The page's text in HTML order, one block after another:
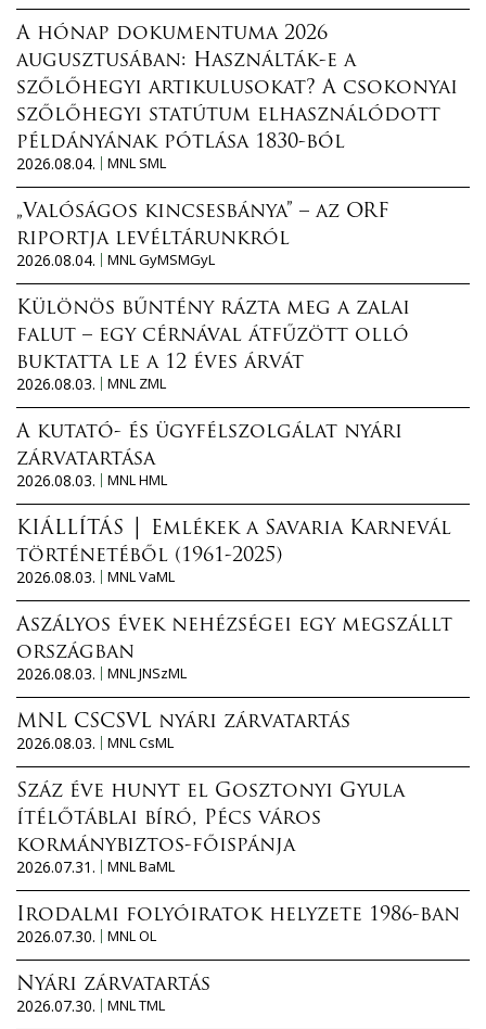
A hónap dokumentuma 2026
augusztusában: Használták-e a
szőlőhegyi artikulusokat? A csokonyai
szőlőhegyi statútum elhasználódott
példányának pótlása 1830-ból
2026.08.04.
MNL SML
„Valóságos kincsesbánya” – az ORF
riportja levéltárunkról
2026.08.04.
MNL GyMSMGyL
Különös bűntény rázta meg a zalai
falut – egy cérnával átfűzött olló
buktatta le a 12 éves árvát
2026.08.03.
MNL ZML
A kutató- és ügyfélszolgálat nyári
zárvatartása
2026.08.03.
MNL HML
KIÁLLÍTÁS │ Emlékek a Savaria Karnevál
történetéből (1961-2025)
2026.08.03.
MNL VaML
Aszályos évek nehézségei egy megszállt
országban
2026.08.03.
MNL JNSzML
MNL CSCSVL nyári zárvatartás
2026.08.03.
MNL CsML
Száz éve hunyt el Gosztonyi Gyula
ítélőtáblai bíró, Pécs város
kormánybiztos-főispánja
2026.07.31.
MNL BaML
Irodalmi folyóiratok helyzete 1986-ban
2026.07.30.
MNL OL
Nyári zárvatartás
2026.07.30.
MNL TML